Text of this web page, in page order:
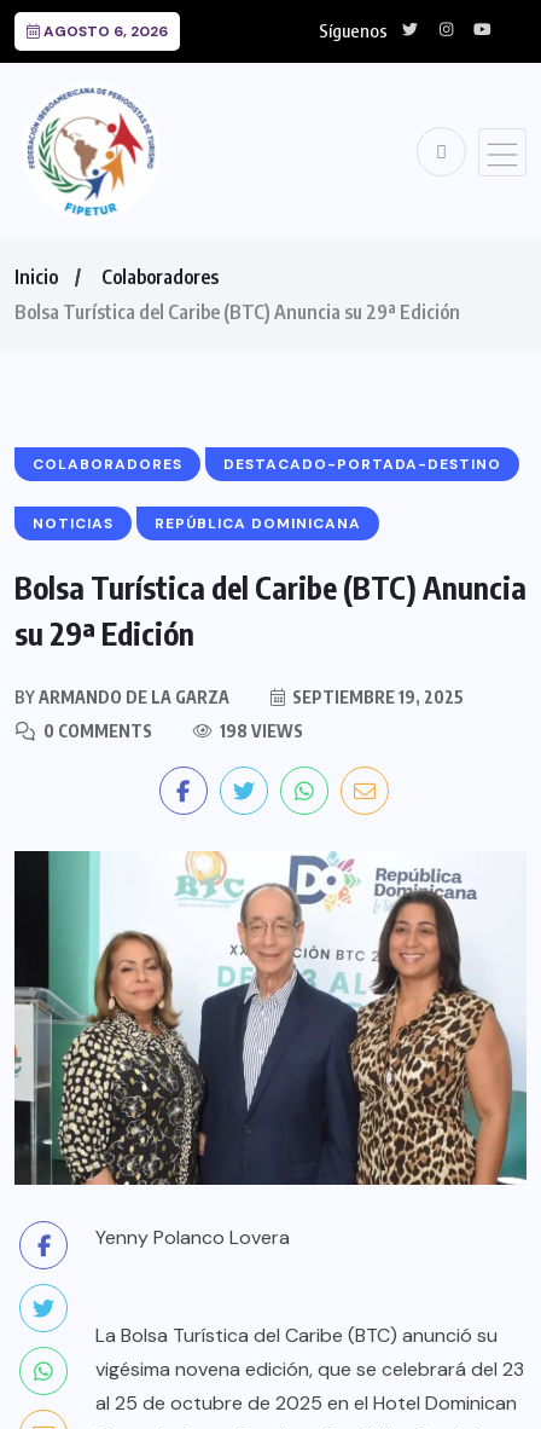
AGOSTO 6, 2026 Síguenos
Inicio
Colaboradores
Bolsa Turística del Caribe (BTC) Anuncia su 29ª Edición
COLABORADORES DESTACADO-PORTADA-DESTINO
NOTICIAS REPÚBLICA DOMINICANA
Bolsa Turística del Caribe (BTC) Anuncia
su 29ª Edición
BYARMANDO DE LA GARZA
SEPTIEMBRE 19, 2025
0 COMMENTS
198 VIEWS
Yenny Polanco Lovera
La Bolsa Turística del Caribe (BTC) anunció su
vigésima novena edición, que se celebrará del 23
al 25 de octubre de 2025 en el Hotel Dominican